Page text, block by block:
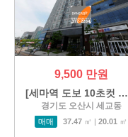
9,500 만원
[세마역 도보 10초컷 초역세권 …
경기도 오산시 세교동
매매 37.47 ㎡ | 20.01 ㎡